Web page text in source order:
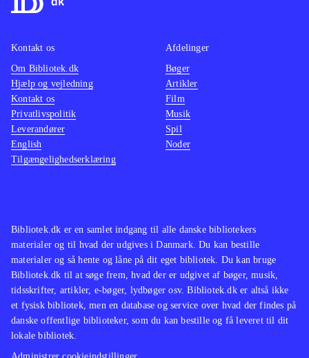
Bibliotek.dk er en samlet indgang til alle danske bibliotekers
materialer og til hvad der udgives i Danmark. Du kan bestille
materialer og så hente og låne på dit eget bibliotek. Du kan bruge
Bibliotek.dk til at søge frem, hvad der er udgivet af bøger, musik,
tidsskrifter, artikler, e-bøger, lydbøger osv. Bibliotek.dk er altså ikke
et fysisk bibliotek, men en database og service over hvad der findes på
danske offentlige biblioteker, som du kan bestille og få leveret til dit
lokale bibliotek.
Kontakt os
Om Bibliotek.dk
Hjælp og vejledning
Kontakt os
Privatlivspolitik
Leverandører
English
Tilgængelighedserklæring
Afdelinger
Bøger
Artikler
Film
Musik
Spil
Noder